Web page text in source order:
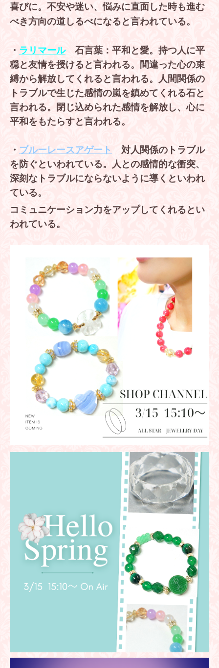
喜びに。不安や迷い、悩みに直面した時も進む
べき方向の道しるべになると言われている。
・ ラリマール
石言葉：平和と愛。持つ人に平
穏と友情を授けると言われる。間違った心の束
縛から解放してくれると言われる。
人間関係の
トラブルで生じた感情の嵐を鎮めてくれる石と
言われる。
閉じ込められた感情を解放し、心に
平和をもたらすと言われる。
・ ブルーレースアゲート
対人関係のトラブル
を防ぐといわれている。人との感情的な衝突、
深刻なトラブルにならないように導くといわれ
ている。
コミュニケーション力をアップしてくれるとい
われている。